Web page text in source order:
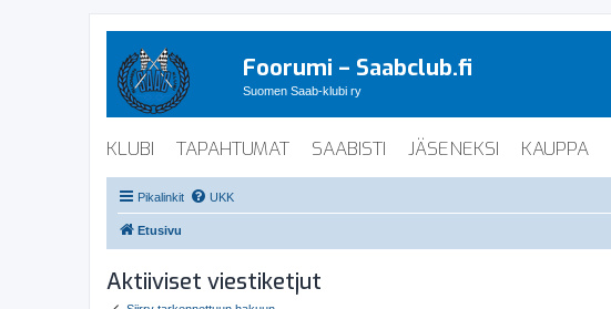
Foorumi – Saabclub.fi
Suomen Saab-klubi ry
KLUBI TAPAHTUMAT SAABISTI JÄSENEKSI KAUPPA
Pikalinkit UKK
Etusivu
Aktiiviset viestiketjut